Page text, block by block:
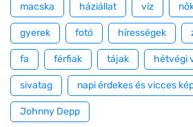
macska háziállat víz
gyerek fotó hírességek
fa férfiak tájak hétvégi
sivatag napi érdekes és vicces
Johnny Depp